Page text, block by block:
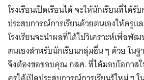
โรงเรียนเปิดเรียนได้ จะให้นักเรียนที่ได้
ประสบการณ์การเรียนด้วยตนเองให้ครูแ
โรงเรียนจะนำผลที่ได้ไปวิเคราะห์เพื่อพั
ตนเองสำหรับนักเรียนกลุ่มอื่น ๆ ด้วย ในฐ
จึงต้องขอขอบคุณ กสศ. ที่ได้มอบโอกาส